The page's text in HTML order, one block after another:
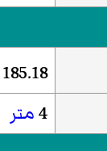
185.18
4متر